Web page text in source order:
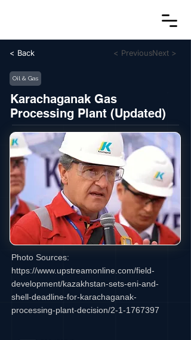
< Back < PreviousNext >
Oil & Gas
Karachaganak Gas
Processing Plant (Updated)
Photo Sources:
https://www.upstreamonline.com/field-
development/kazakhstan-sets-eni-and-
shell-deadline-for-karachaganak-
processing-plant-decision/2-1-1767397